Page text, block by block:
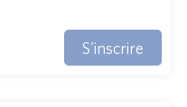
S'inscrire